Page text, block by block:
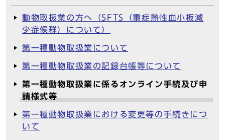
動物取扱業の方へ（SFTS（重症熱性血小板減
少症候群）について）
第一種動物取扱業について
第一種動物取扱業の記録台帳等について
第一種動物取扱業に係るオンライン手続及び申
請様式等
第一種動物取扱業における変更等の手続きにつ
いて